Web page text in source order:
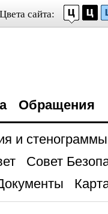
Цвета сайта:
Обращения
и стенограммы
Совет